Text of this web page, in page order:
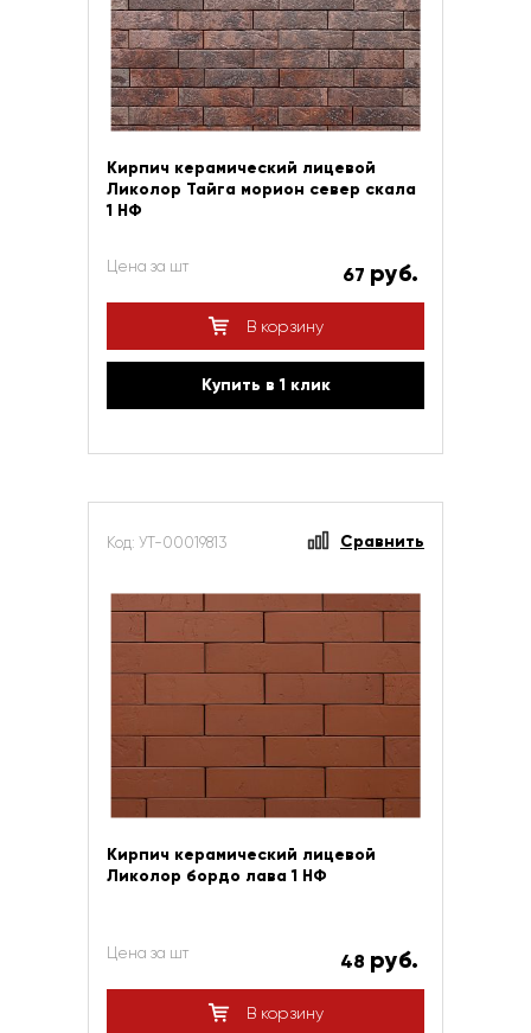
Кирпич керамический лицевой
Ликолор Тайга морион север скала
1 НФ
Цена за шт 67 руб.
В корзину
Купить в 1 клик
Код: УТ-00019813 Сравнить
Кирпич керамический лицевой
Ликолор бордо лава 1 НФ
Цена за шт 48 руб.
В корзину